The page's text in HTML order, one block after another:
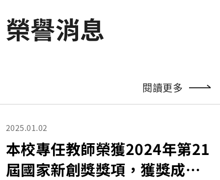
榮譽消息
閱讀更多
2025.01.02
本校專任教師榮獲2024年第21
屆國家新創獎獎項，獲獎成果